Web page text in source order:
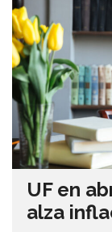
UF en
alza